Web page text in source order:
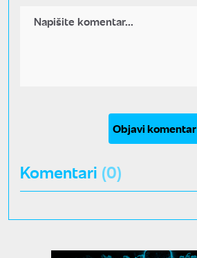
Objavi komentar
Komentari (0)